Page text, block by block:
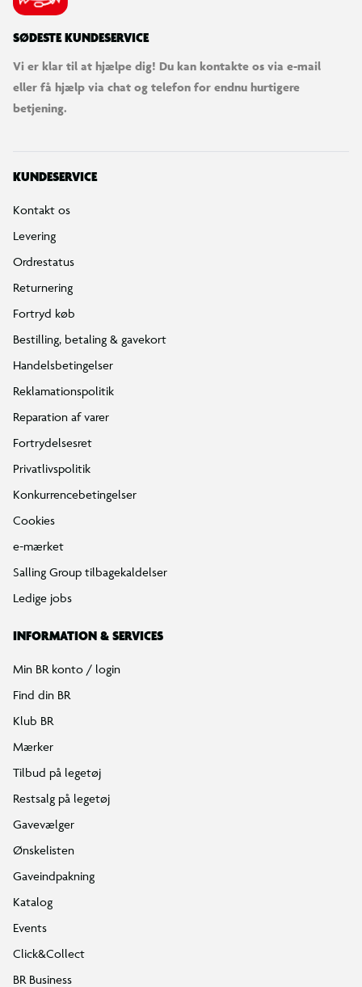
SØDESTE KUNDESERVICE
Vi er klar til at hjælpe dig! Du kan kontakte os via e-mail
eller få hjælp via chat og telefon for endnu hurtigere
betjening.
KUNDESERVICE
Kontakt os
Levering
Ordrestatus
Returnering
Fortryd køb
Bestilling, betaling & gavekort
Handelsbetingelser
Reklamationspolitik
Reparation af varer
Fortrydelsesret
Privatlivspolitik
Konkurrencebetingelser
Cookies
e-mærket
Salling Group tilbagekaldelser
Ledige jobs
INFORMATION & SERVICES
Min BR konto / login
Find din BR
Klub BR
Mærker
Tilbud på legetøj
Restsalg på legetøj
Gavevælger
Ønskelisten
Gaveindpakning
Katalog
Events
Click&Collect
BR Business